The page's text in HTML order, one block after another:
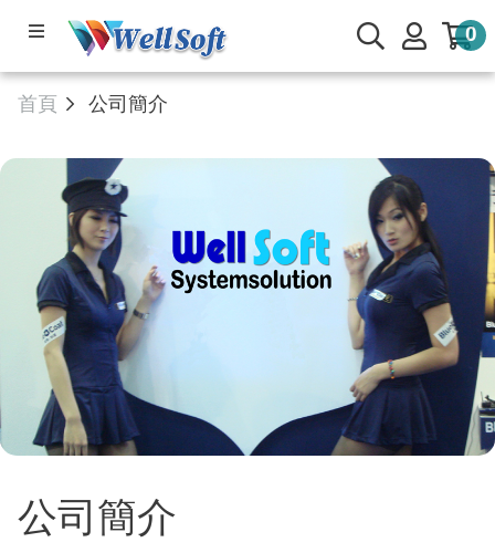
0
產品系列
公司簡介
線上管理系統
服務與支援
🌟部落專欄
會員與客戶專區
首頁 公司簡介
公司簡介